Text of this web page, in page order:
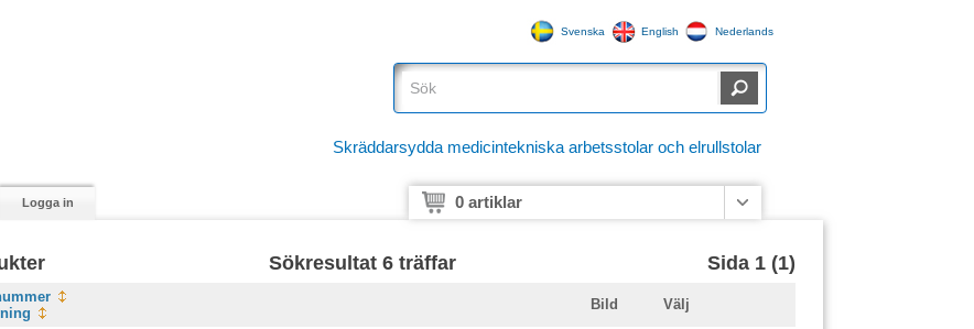
Svenska English Nederlands
Skräddarsydda medicintekniska arbetsstolar och elrullstolar
Logga in 0 artiklar
Sökresultat 6 träffar Sida 1 (1)
Bild Välj